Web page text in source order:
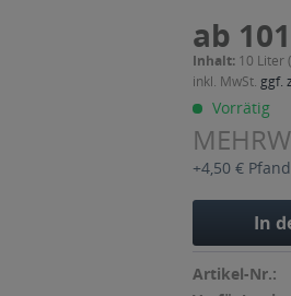
ab
Inhalt: 10 Liter
inkl. MwSt. ggf.
Vorrätig
+4,50 € Pfand
In
Artikel-Nr.: